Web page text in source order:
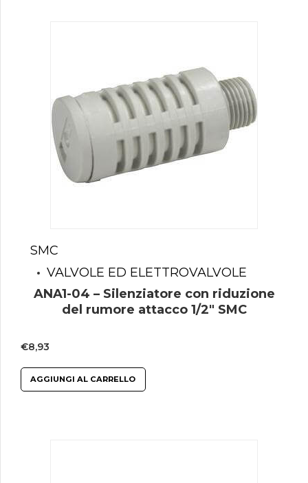
SMC
VALVOLE ED ELETTROVALVOLE
ANA1-04 – Silenziatore con riduzione
del rumore attacco 1/2″ SMC
€8,93
AGGIUNGI AL CARRELLO